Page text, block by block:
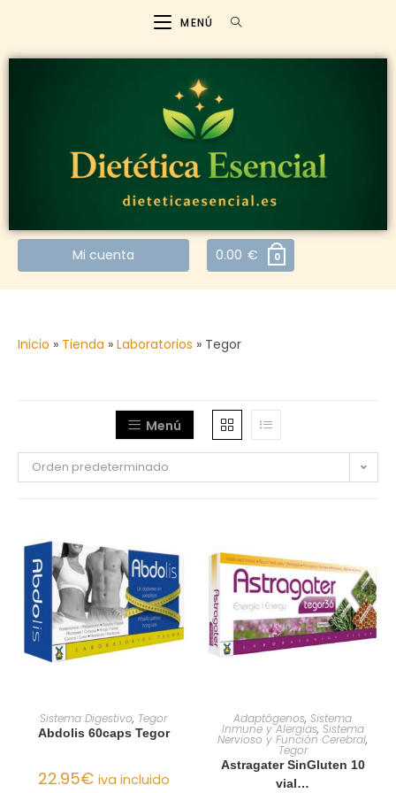
MENÚ
Mi cuenta 0.00 € 0
Inicio » Tienda » Laboratorios » Tegor
Menú
Orden predeterminado
AÑADIR AL CARRITO
Sistema Digestivo, Tegor
Abdolis 60caps Tegor
22.95€ iva incluido
AÑADIR AL CARRITO
Adaptógenos, Sistema
Inmune y Alergias, Sistema
Nervioso y Función Cerebral,
Tegor
Astragater SinGluten 10
vial…